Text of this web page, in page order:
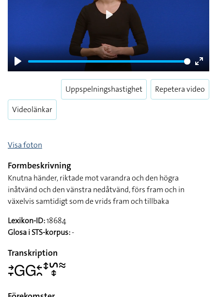
Play
Enter
Videolänkar
Uppspelningshastighet Repetera video
Visa foton
Formbeskrivning
Knutna händer, riktade mot varandra och den högra
inåtvänd och den vänstra nedåtvänd, förs fram och in
växelvis samtidigt som de vrids fram och tillbaka
Lexikon-ID:18684
Glosa i STS-korpus:-
Transkription
􌥔􌥙􌤦􌤦􌥓􌥘􌥥􌥲􌦋􌦇